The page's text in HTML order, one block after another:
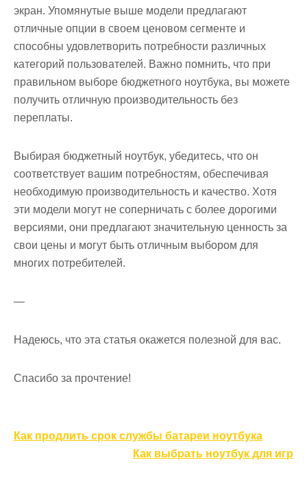
экран. Упомянутые выше модели предлагают
отличные опции в своем ценовом сегменте и
способны удовлетворить потребности различных
категорий пользователей. Важно помнить, что при
правильном выборе бюджетного ноутбука, вы можете
получить отличную производительность без
переплаты.
Выбирая бюджетный ноутбук, убедитесь, что он
соответствует вашим потребностям, обеспечивая
необходимую производительность и качество. Хотя
эти модели могут не соперничать с более дорогими
версиями, они предлагают значительную ценность за
свои цены и могут быть отличным выбором для
многих потребителей.
—
Надеюсь, что эта статья окажется полезной для вас.
Спасибо за прочтение!
Навигация
Как продлить срок службы батареи ноутбука
Как выбрать ноутбук для игр